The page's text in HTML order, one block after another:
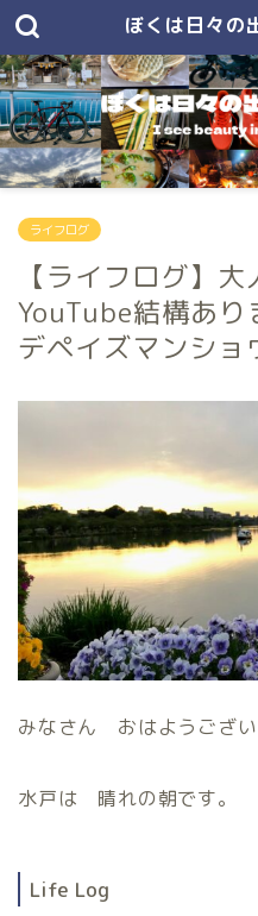
ぼくは日々の
ライフログ
【ライフログ】
YouTube結構あり
デペイズマンショ
みなさん おはようござい
水戸は 晴れの朝です。
Life Log